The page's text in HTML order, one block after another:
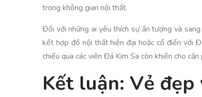
trong không gian nội thất.
Đối với những ai yêu thích sự ấn tượng và
kết hợp đồ nội thất hiện đại hoặc cổ điển với
chiếu qua các viên Đá Kim Sa còn khiến cho
Kết luận: Vẻ đẹp